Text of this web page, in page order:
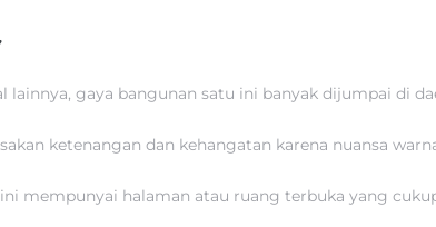
lainnya, gaya bangunan satu ini banyak dijumpai di
ketenangan dan kehangatan karena nuansa
mempunyai halaman atau ruang terbuka yang